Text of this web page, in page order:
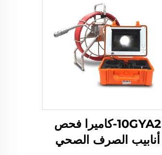
10GYA2-كاميرا فحص
أنابيب الصرف الصحي